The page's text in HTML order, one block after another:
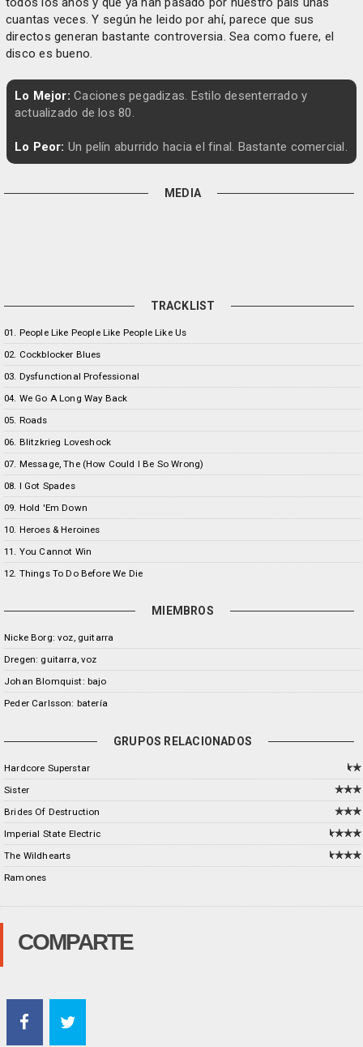
cuantas veces. Y según he leido por ahí, parece que sus
directos generan bastante controversia. Sea como fuere, el
disco es bueno.
Lo Mejor: Caciones pegadizas. Estilo desenterrado y
actualizado de los 80.
Lo Peor: Un pelín aburrido hacia el final. Bastante comercial.
MEDIA
TRACKLIST
01. People Like People Like People Like Us
02. Cockblocker Blues
03. Dysfunctional Professional
04. We Go A Long Way Back
05. Roads
06. Blitzkrieg Loveshock
07. Message, The (How Could I Be So Wrong)
08. I Got Spades
09. Hold 'Em Down
10. Heroes & Heroines
11. You Cannot Win
12. Things To Do Before We Die
MIEMBROS
Nicke Borg: voz, guitarra
Dregen: guitarra, voz
Johan Blomquist: bajo
Peder Carlsson: batería
GRUPOS RELACIONADOS
Hardcore Superstar
Sister
Brides Of Destruction
Imperial State Electric
The Wildhearts
Ramones
COMPARTE